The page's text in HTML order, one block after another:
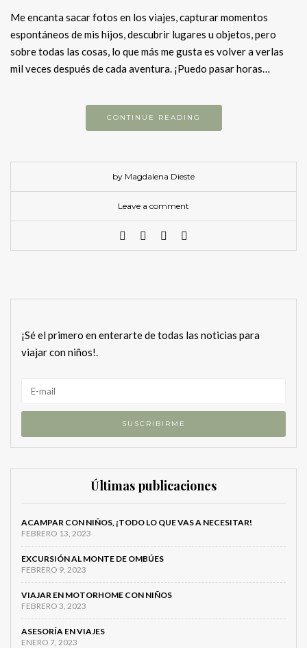
Me encanta sacar fotos en los viajes, capturar momentos
espontáneos de mis hijos, descubrir lugares u objetos, pero
sobre todas las cosas, lo que más me gusta es volver a verlas
mil veces después de cada aventura. ¡Puedo pasar horas…
CONTINUE READING
by Magdalena Dieste
Leave a comment
¡Sé el primero en enterarte de todas las noticias para
viajar con niños!.
Últimas publicaciones
ACAMPAR CON NIÑOS, ¡TODO LO QUE VAS A NECESITAR!
FEBRERO 13, 2023
EXCURSIÓN AL MONTE DE OMBÚES
FEBRERO 9, 2023
VIAJAR EN MOTORHOME CON NIÑOS
FEBRERO 3, 2023
ASESORÍA EN VIAJES
ENERO 7, 2023